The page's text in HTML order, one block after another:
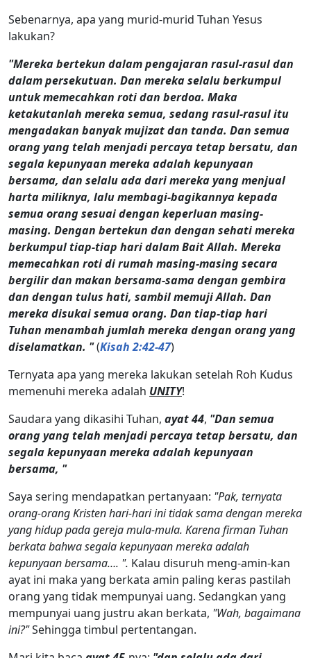
Sebenarnya, apa yang murid-murid Tuhan Yesus
lakukan?
"Mereka bertekun dalam pengajaran rasul-rasul dan
dalam persekutuan. Dan mereka selalu berkumpul
untuk memecahkan roti dan berdoa. Maka
ketakutanlah mereka semua, sedang rasul-rasul itu
mengadakan banyak mujizat dan tanda. Dan semua
orang yang telah menjadi percaya tetap bersatu, dan
segala kepunyaan mereka adalah kepunyaan
bersama, dan selalu ada dari mereka yang menjual
harta miliknya, lalu membagi-bagikannya kepada
semua orang sesuai dengan keperluan masing-
masing. Dengan bertekun dan dengan sehati mereka
berkumpul tiap-tiap hari dalam Bait Allah. Mereka
memecahkan roti di rumah masing-masing secara
bergilir dan makan bersama-sama dengan gembira
dan dengan tulus hati, sambil memuji Allah. Dan
mereka disukai semua orang. Dan tiap-tiap hari
Tuhan menambah jumlah mereka dengan orang yang
diselamatkan. "(Kisah 2:42-47)
Ternyata apa yang mereka lakukan setelah Roh Kudus
memenuhi mereka adalah UNITY!
Saudara yang dikasihi Tuhan, ayat 44, "Dan semua
orang yang telah menjadi percaya tetap bersatu, dan
segala kepunyaan mereka adalah kepunyaan
bersama, "
Saya sering mendapatkan pertanyaan: "Pak, ternyata
orang-orang Kristen hari-hari ini tidak sama dengan mereka
yang hidup pada gereja mula-mula. Karena firman Tuhan
berkata bahwa segala kepunyaan mereka adalah
kepunyaan bersama…. ". Kalau disuruh meng-amin-kan
ayat ini maka yang berkata amin paling keras pastilah
orang yang tidak mempunyai uang. Sedangkan yang
mempunyai uang justru akan berkata, "Wah, bagaimana
ini?"Sehingga timbul pertentangan.